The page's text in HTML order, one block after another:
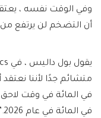
أن التضخم لن يرتفع من 3.3 في المائة هذا العام.
في المائة في عام 2026.”